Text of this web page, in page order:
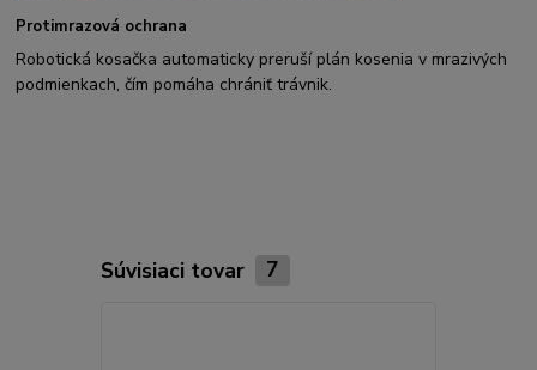
Protimrazová ochrana
Robotická kosačka automaticky preruší plán kosenia v mrazivých
podmienkach, čím pomáha chrániť trávnik.
Súvisiaci tovar 7